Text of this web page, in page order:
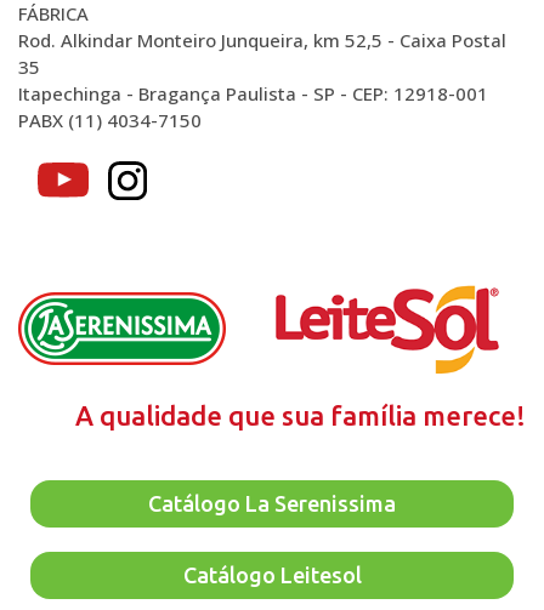
FÁBRICA
Rod. Alkindar Monteiro Junqueira, km 52,5 - Caixa Postal
35
Itapechinga - Bragança Paulista - SP - CEP: 12918-001
PABX (11) 4034-7150
A qualidade que sua família merece!
Catálogo La Serenissima
Catálogo Leitesol